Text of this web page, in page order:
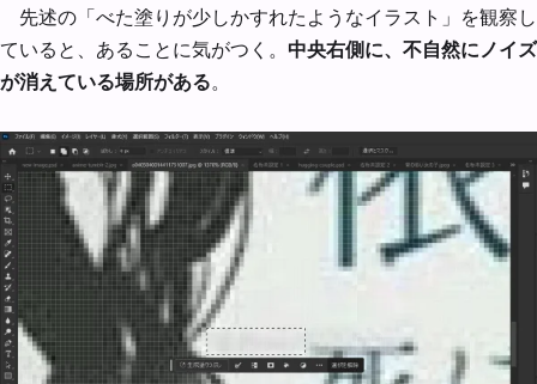
先述の「べた塗りが少しかすれたようなイラスト」を観察し
ていると、あることに気がつく。 中央右側に、不自然にノイズ
が消えている場所がある。